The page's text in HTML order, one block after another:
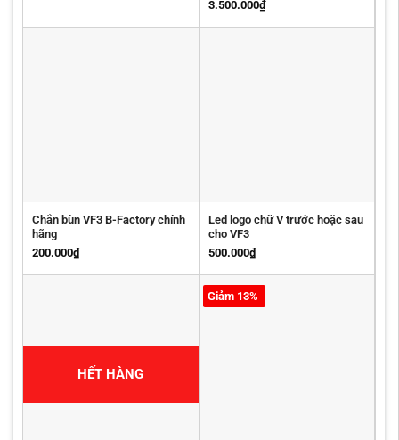
3.500.000₫
Chắn bùn VF3 B-Factory chính
hãng
200.000₫
Led logo chữ V trước hoặc sau
cho VF3
500.000₫
HẾT HÀNG
Giảm 13%